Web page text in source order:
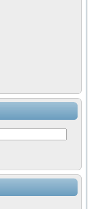
Nl SCXI для
сварных
зрения в
для
аппаратуры для
процессов ДВС в
передачи данных
для исследования
для исследования
на основе цифровой
измерителя ВАХ
сигналов -